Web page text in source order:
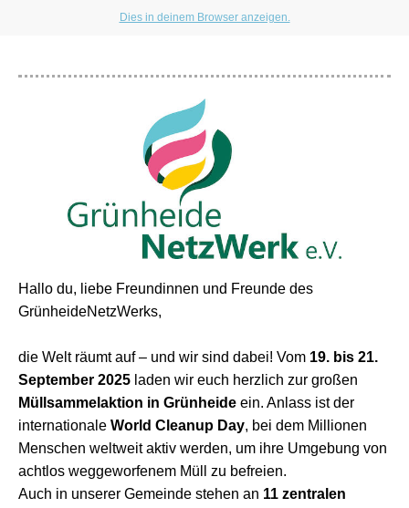
Dies in deinem Browser anzeigen.
Hallo du, l iebe Freundinnen und Freunde des
GrünheideNetzWerks,
die Welt räumt auf – und wir sind dabei! Vom 19. bis 21.
September 2025 laden wir euch herzlich zur großen
Müllsammelaktion in Grünheide ein. Anlass ist der
internationale World Cleanup Day, bei dem Millionen
Menschen weltweit aktiv werden, um ihre Umgebung von
achtlos weggeworfenem Müll zu befreien.
Auch in unserer Gemeinde stehen an 11 zentralen